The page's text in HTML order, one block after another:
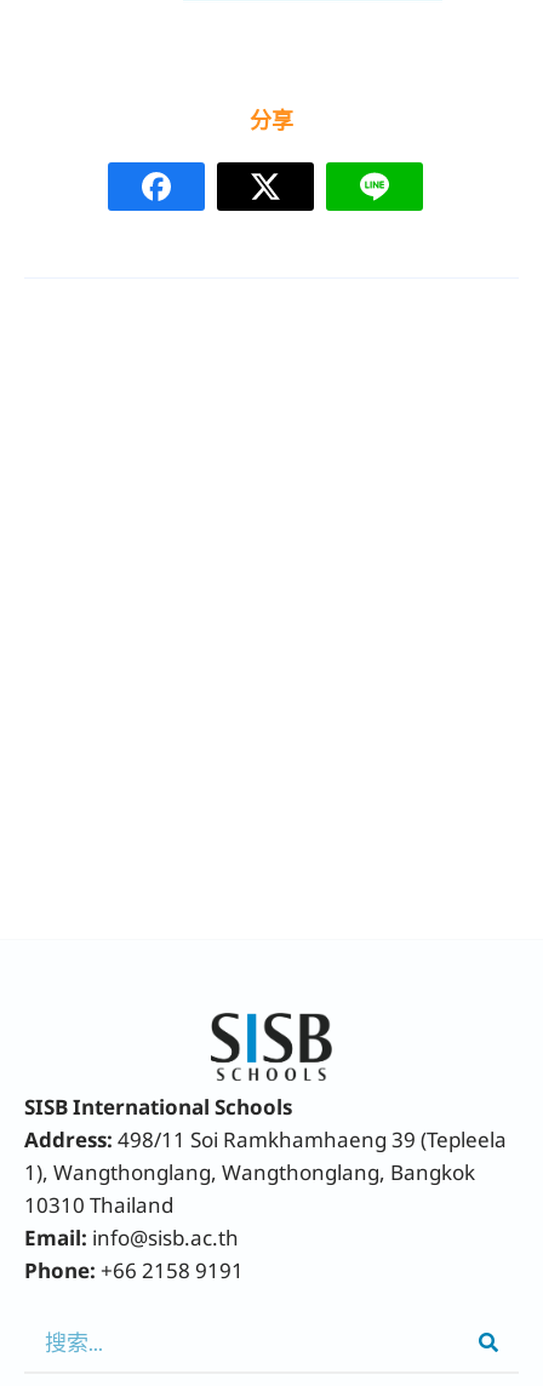
分享
SISB International Schools
Address:498/11 Soi Ramkhamhaeng 39 (Tepleela
1), Wangthonglang, Wangthonglang, Bangkok
10310 Thailand
Email: info@sisb.ac.th
Phone: +66 2158 9191